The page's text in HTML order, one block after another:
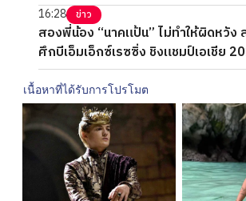
16:28 ข่าว
สองพี่น้อง “นาคแป้น” ไม่ทำให้ผิดหวัง
ศึกบีเอ็มเอ็กซ์เรซซิ่ง ชิงแชมป์เอเชีย